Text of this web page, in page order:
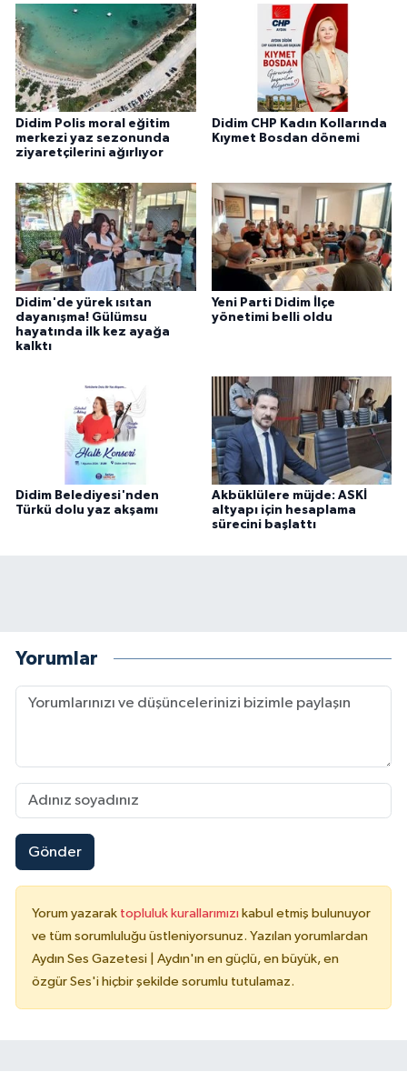
Didim Polis moral eğitim
merkezi yaz sezonunda
ziyaretçilerini ağırlıyor
Didim CHP Kadın Kollarında
Kıymet Bosdan dönemi
Didim'de yürek ısıtan
dayanışma! Gülümsu
hayatında ilk kez ayağa
kalktı
Yeni Parti Didim İlçe
yönetimi belli oldu
Didim Belediyesi'nden
Türkü dolu yaz akşamı
Akbüklülere müjde: ASKİ
altyapı için hesaplama
sürecini başlattı
Yorumlar
Gönder
Yorum yazarak topluluk kurallarımızı kabul etmiş bulunuyor
ve tüm sorumluluğu üstleniyorsunuz. Yazılan yorumlardan
Aydın Ses Gazetesi | Aydın'ın en güçlü, en büyük, en
özgür Ses'i hiçbir şekilde sorumlu tutulamaz.